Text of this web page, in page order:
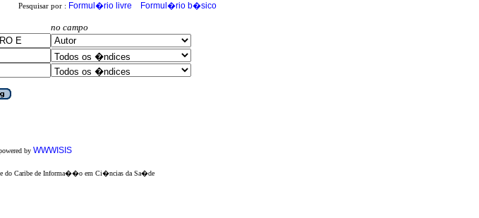
Pesquisar por : Formul�rio livre Formul�rio b�sico
no campo
by WWWISIS
do Caribe de Informa��o em Ci�ncias da Sa�de